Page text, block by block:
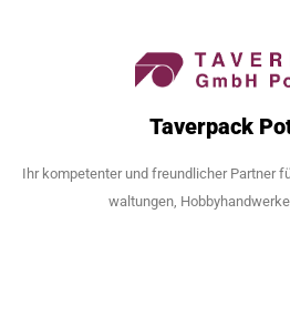
Taverpack
Ihr kompetenter und freundlicher Partner
waltungen,